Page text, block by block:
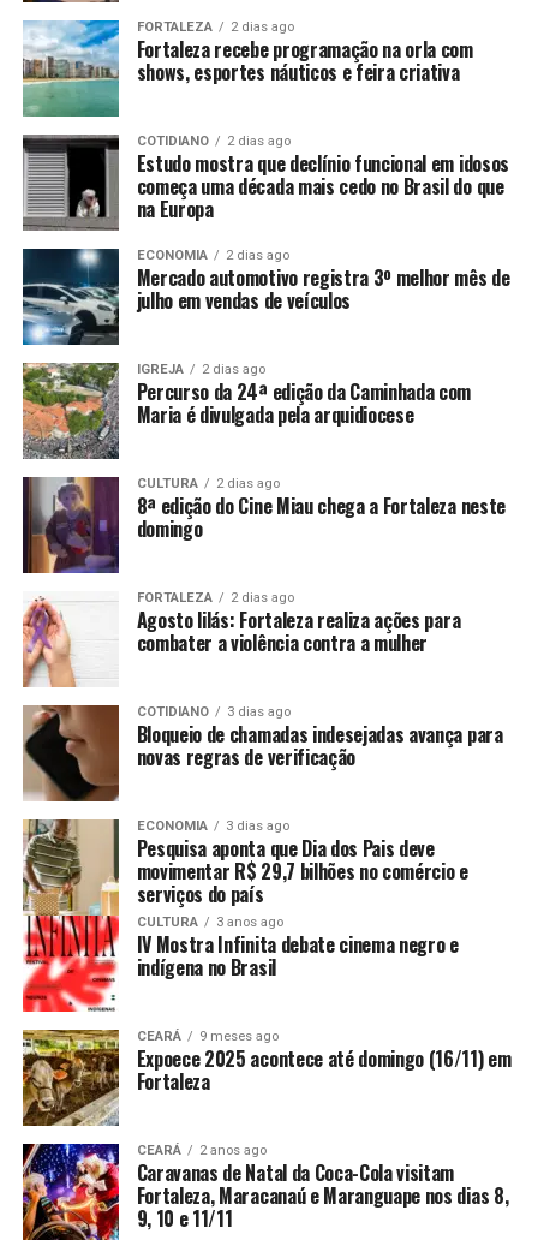
FORTALEZA 2 dias ago
Fortaleza recebe programação na orla com
shows, esportes náuticos e feira criativa
COTIDIANO 2 dias ago
Estudo mostra que declínio funcional em idosos
começa uma década mais cedo no Brasil do que
na Europa
ECONOMIA 2 dias ago
Mercado automotivo registra 3º melhor mês de
julho em vendas de veículos
IGREJA 2 dias ago
Percurso da 24ª edição da Caminhada com
Maria é divulgada pela arquidiocese
CULTURA 2 dias ago
8ª edição do Cine Miau chega a Fortaleza neste
domingo
FORTALEZA 2 dias ago
Agosto lilás: Fortaleza realiza ações para
combater a violência contra a mulher
COTIDIANO 3 dias ago
Bloqueio de chamadas indesejadas avança para
novas regras de verificação
ECONOMIA 3 dias ago
Pesquisa aponta que Dia dos Pais deve
movimentar R$ 29,7 bilhões no comércio e
serviços do país
CULTURA 3 anos ago
IV Mostra Infinita debate cinema negro e
indígena no Brasil
CEARÁ 9 meses ago
Expoece 2025 acontece até domingo (16/11) em
Fortaleza
CEARÁ 2 anos ago
Caravanas de Natal da Coca-Cola visitam
Fortaleza, Maracanaú e Maranguape nos dias 8,
9, 10 e 11/11